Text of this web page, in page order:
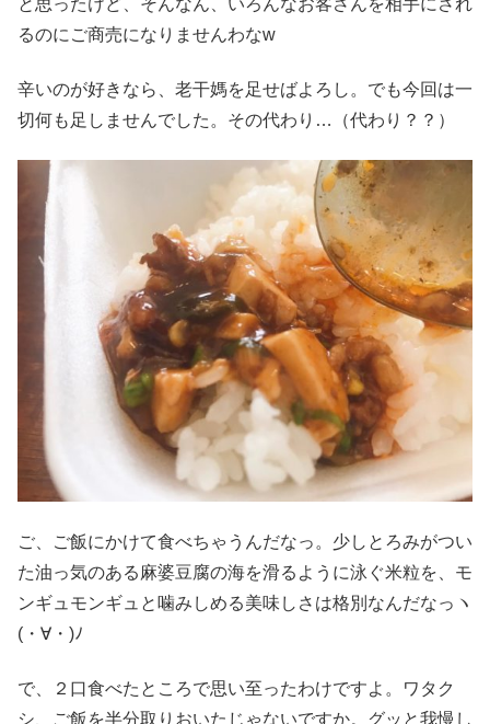
るのにご商売になりませんわなw
辛いのが好きなら、老干媽を足せばよろし。でも今回は一
切何も足しませんでした。その代わり…（代わり？？）
ご、ご飯にかけて食べちゃうんだなっ。少しとろみがつい
た油っ気のある麻婆豆腐の海を滑るように泳ぐ米粒を、モ
ンギュモンギュと噛みしめる美味しさは格別なんだなっヽ
(・∀・)ﾉ
で、２口食べたところで思い至ったわけですよ。ワタク
シ、ご飯を半分取りおいたじゃないですか。グッと我慢し